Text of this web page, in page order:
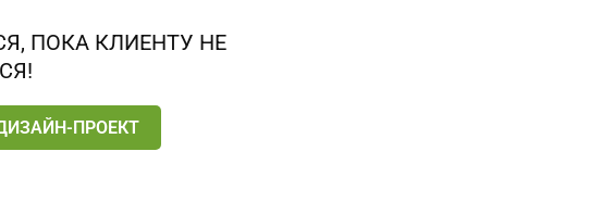
ПОКА КЛИЕНТУ НЕ
ПРОЕКТ